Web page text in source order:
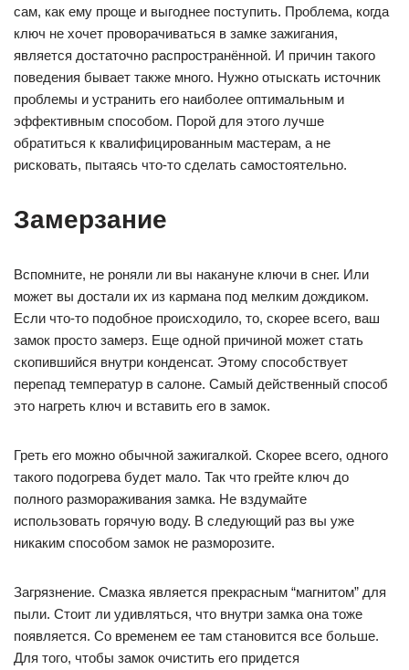
сам, как ему проще и выгоднее поступить. Проблема, когда
ключ не хочет проворачиваться в замке зажигания,
является достаточно распространённой. И причин такого
поведения бывает также много. Нужно отыскать источник
проблемы и устранить его наиболее оптимальным и
эффективным способом. Порой для этого лучше
обратиться к квалифицированным мастерам, а не
рисковать, пытаясь что-то сделать самостоятельно.
Замерзание
Вспомните, не роняли ли вы накануне ключи в снег. Или
может вы достали их из кармана под мелким дождиком.
Если что-то подобное происходило, то, скорее всего, ваш
замок просто замерз. Еще одной причиной может стать
скопившийся внутри конденсат. Этому способствует
перепад температур в салоне. Самый действенный способ
это нагреть ключ и вставить его в замок.
Греть его можно обычной зажигалкой. Скорее всего, одного
такого подогрева будет мало. Так что грейте ключ до
полного размораживания замка. Не вздумайте
использовать горячую воду. В следующий раз вы уже
никаким способом замок не разморозите.
Загрязнение. Смазка является прекрасным “магнитом” для
пыли. Стоит ли удивляться, что внутри замка она тоже
появляется. Со временем ее там становится все больше.
Для того, чтобы замок очистить его придется